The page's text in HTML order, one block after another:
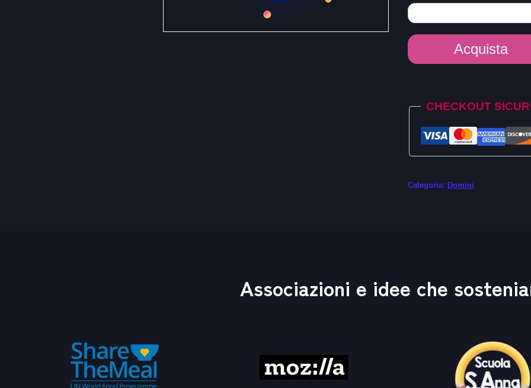
Dominio
.food
Acquista
CHECKOUT
Categoria: Domini
Associazioni e idee che